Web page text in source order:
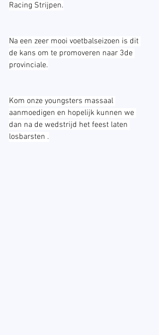
Racing Strijpen.
Na een zeer mooi voetbalseizoen is dit
de kans om te promoveren naar 3de
provinciale.
Kom onze youngsters massaal
aanmoedigen en hopelijk kunnen we
dan na de wedstrijd het feest laten
losbarsten .